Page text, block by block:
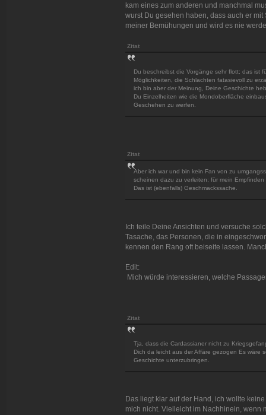
kam eines zum anderen und manchmal
wurst Du gesehen haben, dass auch er
meiner Bemühungen und wird es nie
Zitat
Du beschreibst die Vorgänge sehr flott; das ist
Möglichkeiten, die Schlachten fatasievoll zu
ich bin aber der Meinung, Deine Geschichte
Du Einzelheiten wie die Mondoberfläche
Geschehen zu werfen.
Zitat
Aber ich war und bin kein Fan von zu
scheinen dazu zu verleiten; für mein
Das ist (ebenfalls) Geschmackssache.
Ich teile Deine Ansichten und versuche
Tasache, das Personen, die in
kennen den Rang oft beiseite lassen.
Edit:
Mich würde interessieren, welche
Zitat
Tja, dass die Cardassianer nicht zu
Dich da leicht aus der Affäre gezogen Es wäre
Geschichte unterzubringen.
Das liegt klar auf der Hand, ich wollte
mich nicht. Vielleicht im Nachhinein, wenn